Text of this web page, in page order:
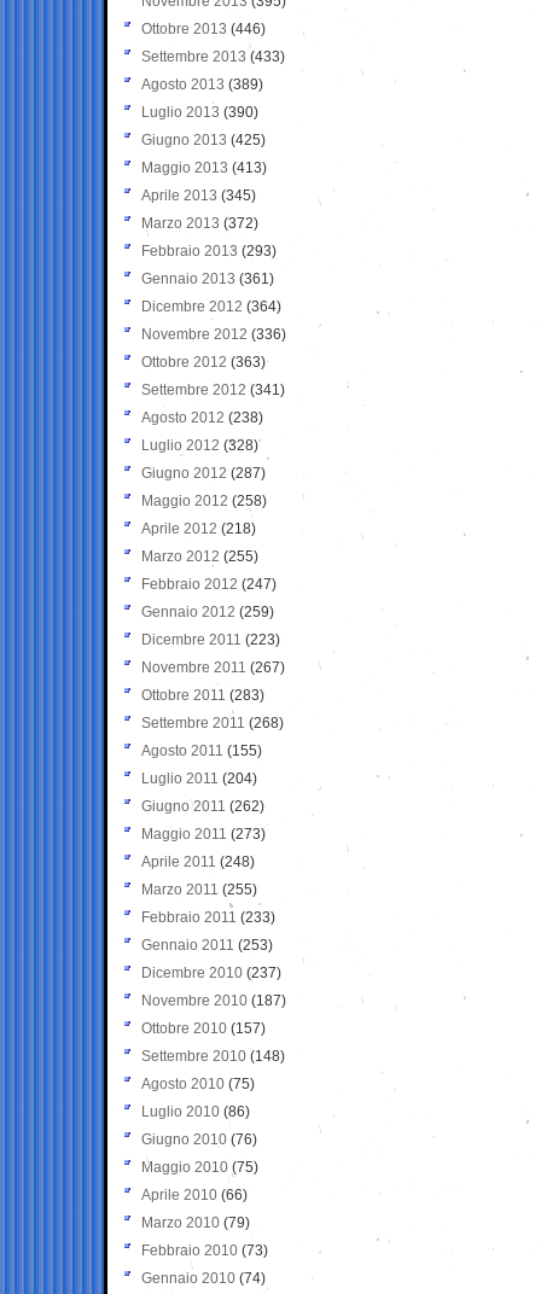
Ottobre 2013 (446)
Settembre 2013 (433)
Agosto 2013 (389)
Luglio 2013 (390)
Giugno 2013 (425)
Maggio 2013 (413)
Aprile 2013 (345)
Marzo 2013 (372)
Febbraio 2013 (293)
Gennaio 2013 (361)
Dicembre 2012 (364)
Novembre 2012 (336)
Ottobre 2012 (363)
Settembre 2012 (341)
Agosto 2012 (238)
Luglio 2012 (328)
Giugno 2012 (287)
Maggio 2012 (258)
Aprile 2012 (218)
Marzo 2012 (255)
Febbraio 2012 (247)
Gennaio 2012 (259)
Dicembre 2011 (223)
Novembre 2011 (267)
Ottobre 2011 (283)
Settembre 2011 (268)
Agosto 2011 (155)
Luglio 2011 (204)
Giugno 2011 (262)
Maggio 2011 (273)
Aprile 2011 (248)
Marzo 2011 (255)
Febbraio 2011 (233)
Gennaio 2011 (253)
Dicembre 2010 (237)
Novembre 2010 (187)
Ottobre 2010 (157)
Settembre 2010 (148)
Agosto 2010 (75)
Luglio 2010 (86)
Giugno 2010 (76)
Maggio 2010 (75)
Aprile 2010 (66)
Marzo 2010 (79)
Febbraio 2010 (73)
Gennaio 2010 (74)